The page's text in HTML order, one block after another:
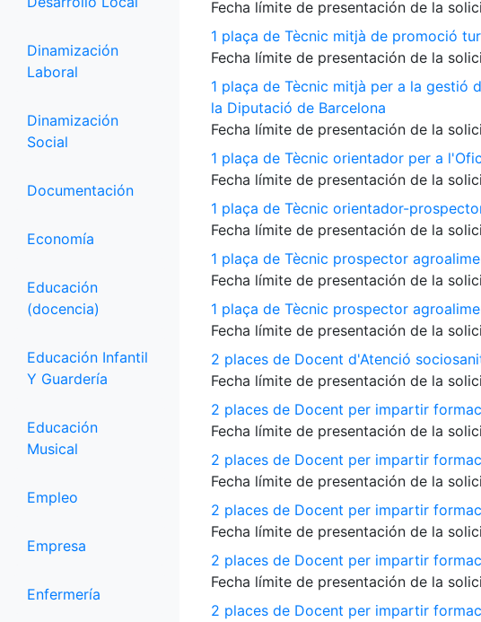
Dinamización
Laboral
Dinamización
Social
Documentación
Economía
Educación
(docencia)
Educación Infantil
Y Guardería
Educación
Musical
Empleo
Empresa
Enfermería
Fecha límite de presentación de la
1 plaça de Tècnic mitjà de promoció
Fecha límite de presentación de la
1 plaça de Tècnic mitjà per a la gestió
la Diputació de Barcelona
Fecha límite de presentación de la
1 plaça de Tècnic orientador per a
Fecha límite de presentación de la
1 plaça de Tècnic orientador-
Fecha límite de presentación de la
1 plaça de Tècnic prospector
Fecha límite de presentación de la
1 plaça de Tècnic prospector
Fecha límite de presentación de la
2 places de Docent d'Atenció
Fecha límite de presentación de la
2 places de Docent per impartir
Fecha límite de presentación de la
2 places de Docent per impartir
Fecha límite de presentación de la
2 places de Docent per impartir
Fecha límite de presentación de la
2 places de Docent per impartir
Fecha límite de presentación de la
2 places de Docent per impartir